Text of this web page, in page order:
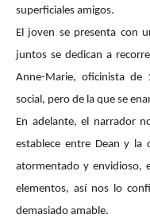
superficiales amigos.
El joven se presenta con
juntos se dedican a
Anne-Marie, oficinista de
social, pero de la que se
En adelante, el narrador
establece entre Dean y
atormentado y envidioso,
elementos, así nos lo
demasiado amable.